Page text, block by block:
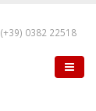
(+39) 0382 22518